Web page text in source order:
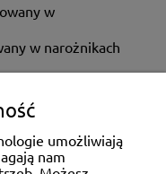
w
w narożnikach
umożliwiają
nam